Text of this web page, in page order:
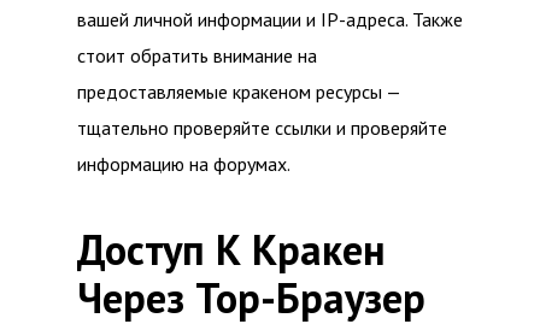
вашей личной информации и IP-адреса. Также
стоит обратить внимание на
предоставляемые кракеном ресурсы —
тщательно проверяйте ссылки и проверяйте
информацию на форумах.
Доступ К Кракен
Через Тор-Браузер